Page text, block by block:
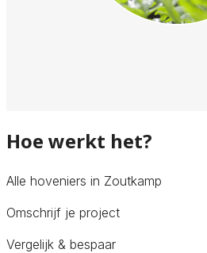
Hoe werkt het?
Alle hoveniers in Zoutkamp
Omschrijf je project
Vergelijk & bespaar